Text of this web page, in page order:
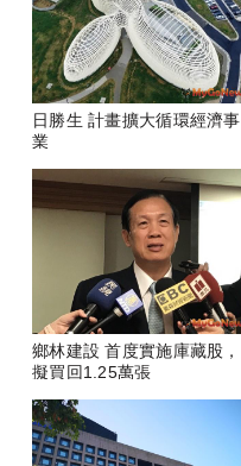
日勝生 計畫擴大循環經濟事
業
鄉林建設 首度實施庫藏股，
擬買回1.25萬張